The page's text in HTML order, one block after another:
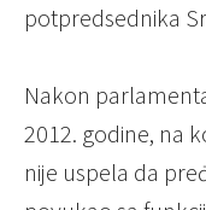
potpredsednika
Nakon
2012. godine, na
nije uspela da